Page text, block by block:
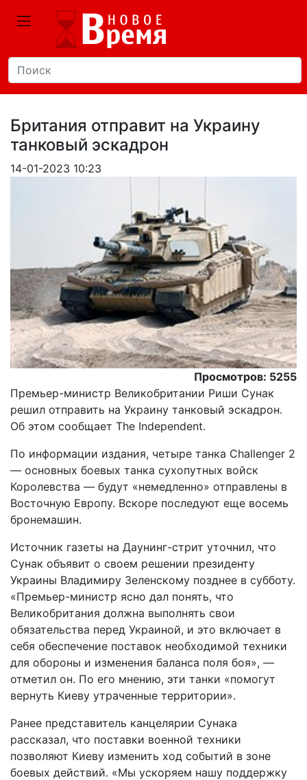
Британия отправит на Украину
танковый эскадрон
14-01-2023 10:23
Просмотров: 5255
Премьер-министр Великобритании Риши Сунак
решил отправить на Украину танковый эскадрон.
Об этом сообщает The Independent.
По информации издания, четыре танка Challenger 2
— основных боевых танка сухопутных войск
Королевства — будут «немедленно» отправлены в
Восточную Европу. Вскоре последуют еще восемь
бронемашин.
Источник газеты на Даунинг-стрит уточнил, что
Сунак объявит о своем решении президенту
Украины Владимиру Зеленскому позднее в субботу.
«Премьер-министр ясно дал понять, что
Великобритания должна выполнять свои
обязательства перед Украиной, и это включает в
себя обеспечение поставок необходимой техники
для обороны и изменения баланса поля боя», —
отметил он. По его мнению, эти танки «помогут
вернуть Киеву утраченные территории».
Ранее представитель канцелярии Сунака
рассказал, что поставки военной техники
позволяют Киеву изменить ход событий в зоне
боевых действий. «Мы ускоряем нашу поддержку